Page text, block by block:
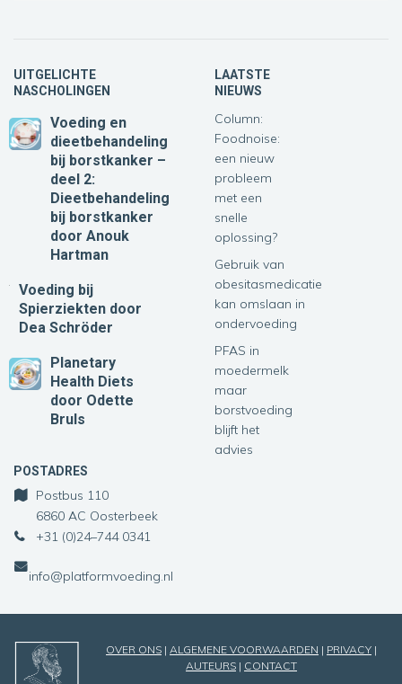
UITGELICHTE
NASCHOLINGEN
Voeding en
dieetbehandeling
bij borstkanker –
deel 2:
Dieetbehandeling
bij borstkanker
door Anouk
Hartman
Voeding bij
Spierziekten door
Dea Schröder
Planetary
Health Diets
door Odette
Bruls
LAATSTE
NIEUWS
Column:
Foodnoise:
een nieuw
probleem
met een
snelle
oplossing?
Gebruik van
obesitasmedicatie
kan omslaan in
ondervoeding
PFAS in
moedermelk
maar
borstvoeding
blijft het
advies
POSTADRES
Postbus 110
6860 AC Oosterbeek
+31 (0)24–744 0341
info@platformvoeding.nl
OVER ONS | ALGEMENE VOORWAARDEN | PRIVACY |
AUTEURS | CONTACT